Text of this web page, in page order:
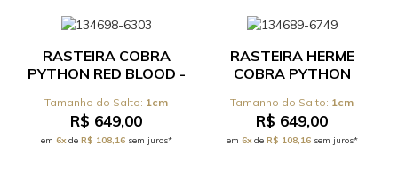
RASTEIRA COBRA
PYTHON RED BLOOD -
1cm
R$ 649,00
em 6xde R$ 108,16sem juros*
RASTEIRA HERME
COBRA PYTHON
17.0.444C 1cm
R$ 649,00
em 6xde R$ 108,16sem juros*